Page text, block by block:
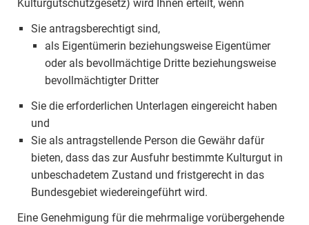
Kulturgutschutzgesetz) wird Ihnen erteilt, wenn
Sie antragsberechtigt sind,
als Eigentümerin beziehungsweise Eigentümer
oder als bevollmächtige Dritte beziehungsweise
bevollmächtigter Dritter
Sie die erforderlichen Unterlagen eingereicht haben
und
Sie als antragstellende Person die Gewähr dafür
bieten, dass das zur Ausfuhr bestimmte Kulturgut in
unbeschadetem Zustand und fristgerecht in das
Bundesgebiet wiedereingeführt wird.
Eine Genehmigung für die mehrmalige vorübergehende